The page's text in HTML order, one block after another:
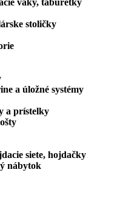
vaky, taburetky
stoličky
a úložné systémy
a prístelky
siete, hojdačky
nábytok